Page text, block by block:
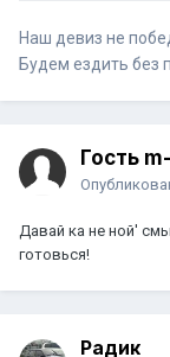
Наш девиз не
Будем ездить без
Гость
Давай ка не ной'
готовься!
Радик